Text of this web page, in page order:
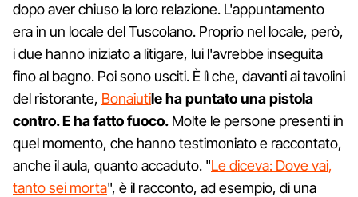
dopo aver chiuso la loro relazione. L'appuntamento
era in un locale del Tuscolano. Proprio nel locale, però,
i due hanno iniziato a litigare, lui l'avrebbe inseguita
fino al bagno. Poi sono usciti. È lì che, davanti ai tavolini
del ristorante, Bonaiutile ha puntato una pistola
contro. E ha fatto fuoco. Molte le persone presenti in
quel momento, che hanno testimoniato e raccontato,
anche il aula, quanto accaduto. "Le diceva: Dove vai,
tanto sei morta", è il racconto, ad esempio, di una